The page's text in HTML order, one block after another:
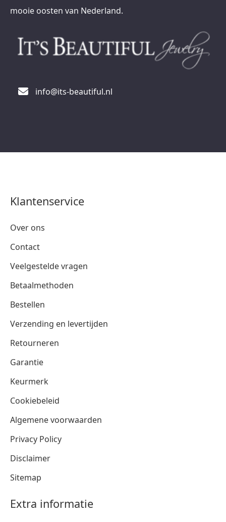
mooie oosten van Nederland.
info@its-beautiful.nl
Klantenservice
Over ons
Contact
Veelgestelde vragen
Betaalmethoden
Bestellen
Verzending en levertijden
Retourneren
Garantie
Keurmerk
Cookiebeleid
Algemene voorwaarden
Privacy Policy
Disclaimer
Sitemap
Extra informatie